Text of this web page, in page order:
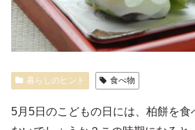
暮らしのヒント 食べ物
5月5日のこどもの日には、柏餅を食